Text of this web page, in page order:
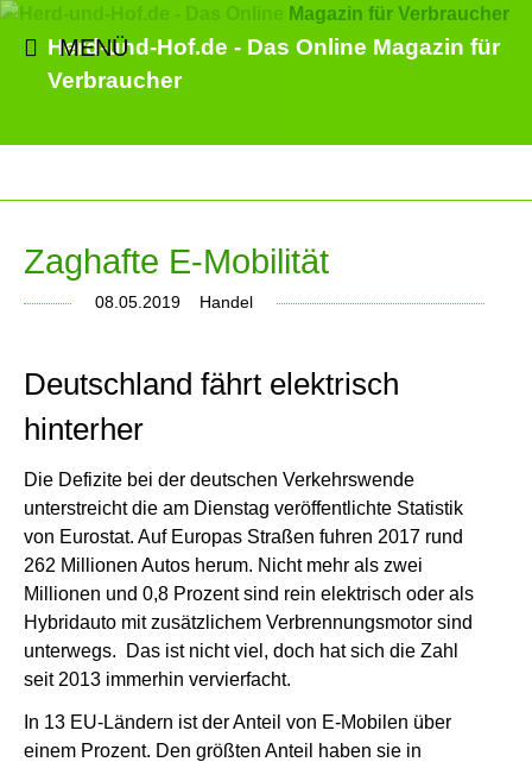
Herd-und-Hof.de - Das Online Magazin für
Verbraucher
MENÜ
Zaghafte E-Mobilität
08.05.2019 Handel
Deutschland fährt elektrisch
hinterher
Die Defizite bei der deutschen Verkehrswende
unterstreicht die am Dienstag veröffentlichte Statistik
von Eurostat. Auf Europas Straßen fuhren 2017 rund
262 Millionen Autos herum. Nicht mehr als zwei
Millionen und 0,8 Prozent sind rein elektrisch oder als
Hybridauto mit zusätzlichem Verbrennungsmotor sind
unterwegs. Das ist nicht viel, doch hat sich die Zahl
seit 2013 immerhin vervierfacht.
In 13 EU-Ländern ist der Anteil von E-Mobilen über
einem Prozent. Den größten Anteil haben sie in